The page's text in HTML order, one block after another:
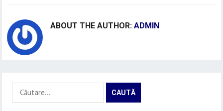
ABOUT THE AUTHOR:ADMIN
Caută
după: